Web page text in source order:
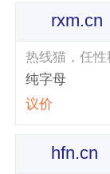
rxm.cn
纯字母
议价
hfn.cn